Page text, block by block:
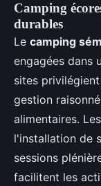
Camping
durables
Le camping
engagées dans
sites
gestion
alimentaires.
l'installation de
sessions
facilitent les